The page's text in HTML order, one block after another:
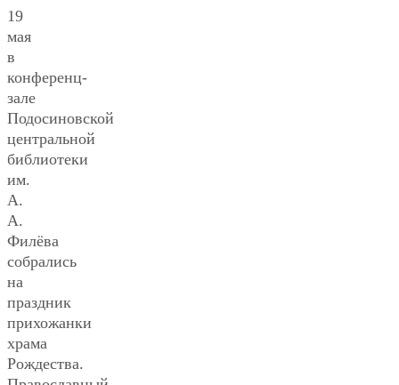
19
мая
в
конференц-
зале
Подосиновской
центральной
библиотеки
им.
А.
А.
Филёва
собрались
на
праздник
прихожанки
храма
Рождества.